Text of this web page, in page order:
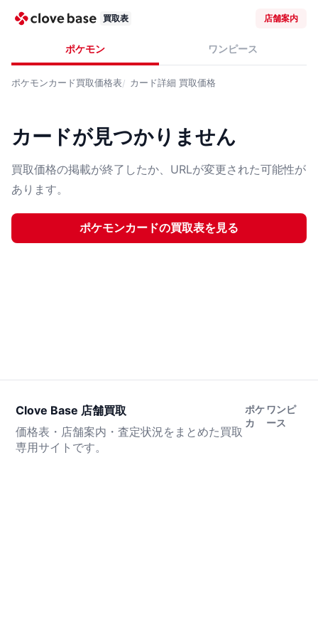
買取表 店舗案内
ポケモン ワンピース
ポケモンカード買取価格表 カード詳細 買取価格
カードが見つかりません
買取価格の掲載が終了したか、URLが変更された可能性が
あります。
ポケモンカードの買取表を見る
Clove Base 店舗買取
価格表・店舗案内・査定状況をまとめた買取
専用サイトです。
ポケ
カ
ワンピ
ース